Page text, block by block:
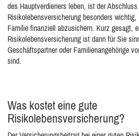
des Hauptverdieners leben, ist der Abschluss
Risikolebensversicherung besonders wichtig,
Familie finanziell abzusichern. Kurz gesagt,
Risikolebensversicherung ist dann für Sie
Geschäftspartner oder Familienangehörige
sind.
Was kostet eine gute
Risikolebensversicherung?